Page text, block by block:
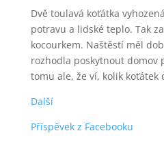
Dvě toulavá koťátka
potravu a lidské teplo. Tak
kocourkem. Naštěstí měl
rozhodla poskytnout domov
tomu ale, že ví, kolik koťátek
Další
Příspěvek z Facebooku